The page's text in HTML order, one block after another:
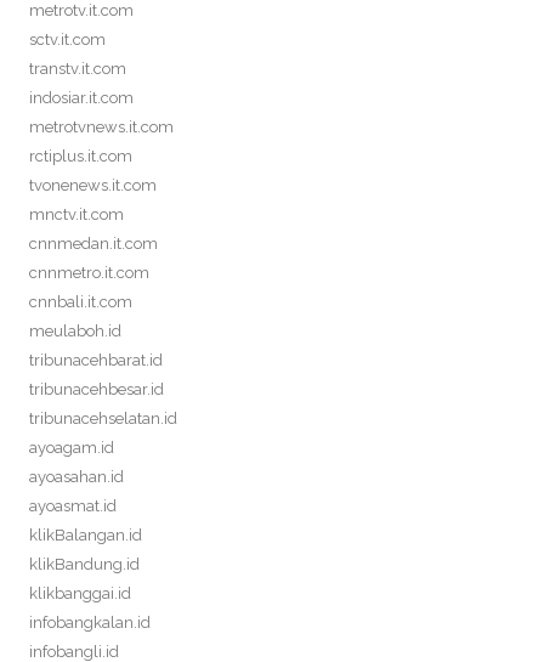
metrotv.it.com
sctv.it.com
transtv.it.com
indosiar.it.com
metrotvnews.it.com
rctiplus.it.com
tvonenews.it.com
mnctv.it.com
cnnmedan.it.com
cnnmetro.it.com
cnnbali.it.com
meulaboh.id
tribunacehbarat.id
tribunacehbesar.id
tribunacehselatan.id
ayoagam.id
ayoasahan.id
ayoasmat.id
klikBalangan.id
klikBandung.id
klikbanggai.id
infobangkalan.id
infobangli.id